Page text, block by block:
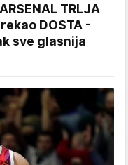
TRLJA
DOSTA -
sve glasnija